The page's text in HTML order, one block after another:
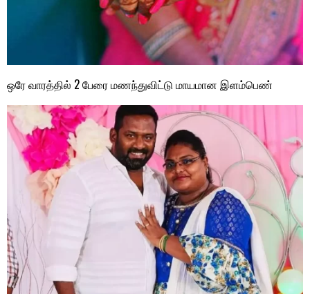
ஒரே வாரத்தில் 2 பேரை மணந்துவிட்டு மாயமான இளம்பெண்